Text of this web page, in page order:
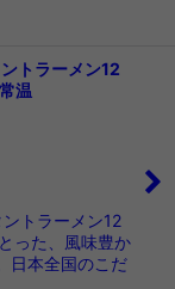
トラーメン12
温
トラーメン12
った、風味豊か
日本全国のこだ